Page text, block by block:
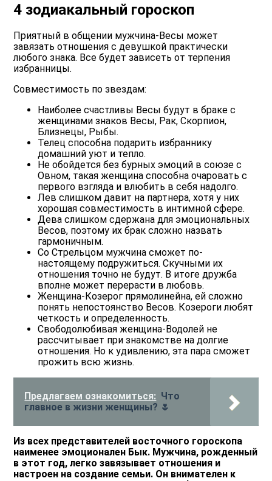
4 зодиакальный гороскоп
Приятный в общении мужчина-Весы может
завязать отношения с девушкой практически
любого знака. Все будет зависеть от терпения
избранницы.
Совместимость по звездам:
Наиболее счастливы Весы будут в браке с
женщинами знаков Весы, Рак, Скорпион,
Близнецы, Рыбы.
Телец способна подарить избраннику
домашний уют и тепло.
Не обойдется без бурных эмоций в союзе с
Овном, такая женщина способна очаровать с
первого взгляда и влюбить в себя надолго.
Лев слишком давит на партнера, хотя у них
хорошая совместимость в интимной сфере.
Дева слишком сдержана для эмоциональных
Весов, поэтому их брак сложно назвать
гармоничным.
Со Стрельцом мужчина сможет по-
настоящему подружиться. Скучными их
отношения точно не будут. В итоге дружба
вполне может перерасти в любовь.
Женщина-Козерог прямолинейна, ей сложно
понять непостоянство Весов. Козероги любят
четкость и определенность.
Свободолюбивая женщина-Водолей не
рассчитывает при знакомстве на долгие
отношения. Но к удивлению, эта пара сможет
прожить всю жизнь.
Предлагаем ознакомиться: Что
главное в жизни женщины? 🌷
Из всех представителей восточного гороскопа
наименее эмоционален Бык. Мужчина, рожденный
в этот год, легко завязывает отношения и
настроен на создание семьи. Он внимателен к